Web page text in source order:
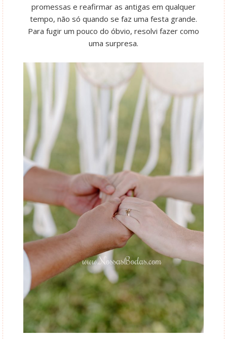
promessas e reafirmar as antigas em qualquer
tempo, não só quando se faz uma festa grande.
Para fugir um pouco do óbvio, resolvi fazer como
uma surpresa.